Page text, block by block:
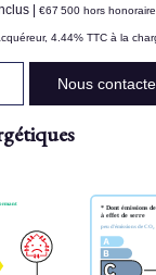
| €67 500 hors
4.44% TTC à la
Nous